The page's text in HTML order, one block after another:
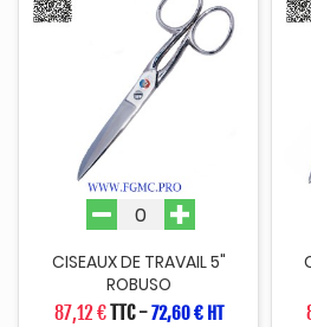
CISEAUX DE TRAVAIL 5"
ROBUSO
87,12 €TTC-72,60 € HT